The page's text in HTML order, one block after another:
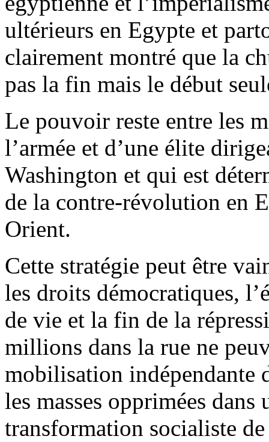
ultérieurs en Egypte et
clairement montré que la
pas la fin mais le début
Le pouvoir reste entre les
l’armée et d’une élite
Washington et qui est
de la contre-révolution en
Orient.
Cette stratégie peut être
les droits démocratiques,
de vie et la fin de la
millions dans la rue ne
mobilisation indépendante
les masses opprimées
transformation socialiste